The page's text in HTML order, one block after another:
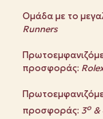
Ομάδα με το
Runners
προσφοράς:
προσφοράς: 3ο &